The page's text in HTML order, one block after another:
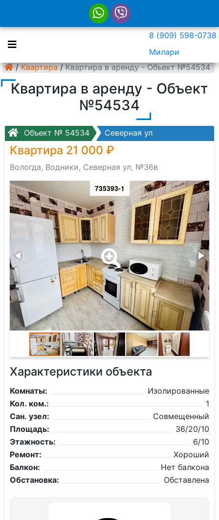
8 (909) 598-0738
Милари
/ Квартира / Квартира в аренду - Объект №54534
Квартира в аренду - Объект
№54534
Объект № 54534 Северная ул
Квартира 21 000 ₽
Вологда, Водники, Северная ул, №36в
735393-1
Характеристики объекта
Комнаты:
Изолированные
Кол. ком.:
1
Сан. узел:
Совмещенный
Площадь:
36/20/10
Этажность:
6/10
Ремонт:
Хороший
Балкон:
Нет балкона
Обстановка:
Обставлена